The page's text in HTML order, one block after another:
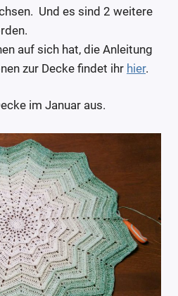
Und es sind 2 weitere
auf sich hat, die Anleitung
zur Decke findet ihr hier.
im Januar aus.